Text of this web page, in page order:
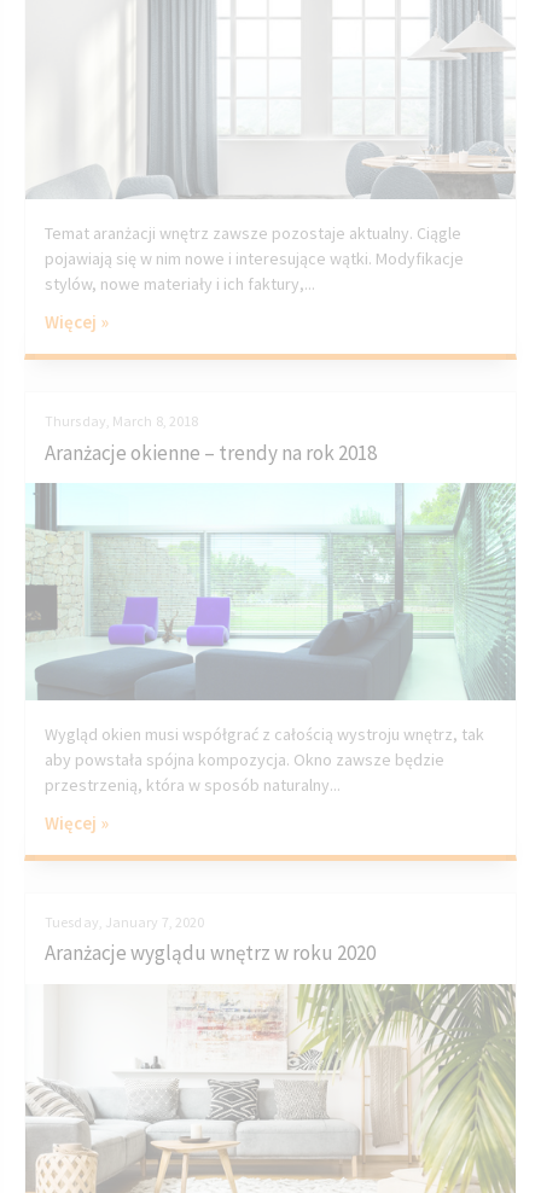
Temat aranżacji wnętrz zawsze pozostaje aktualny. Ciągle
pojawiają się w nim nowe i interesujące wątki. Modyfikacje
stylów, nowe materiały i ich faktury,...
Więcej »
Thursday, March 8, 2018
Aranżacje okienne – trendy na rok 2018
Wygląd okien musi współgrać z całością wystroju wnętrz, tak
aby powstała spójna kompozycja. Okno zawsze będzie
przestrzenią, która w sposób naturalny...
Więcej »
Tuesday, January 7, 2020
Aranżacje wyglądu wnętrz w roku 2020